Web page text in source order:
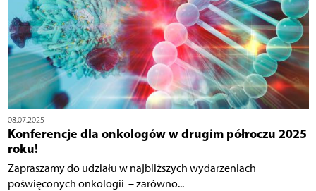
08.07.2025
Konferencje dla onkologów w drugim półroczu 2025
roku!
Zapraszamy do udziału w najbliższych wydarzeniach
poświęconych onkologii – zarówno...